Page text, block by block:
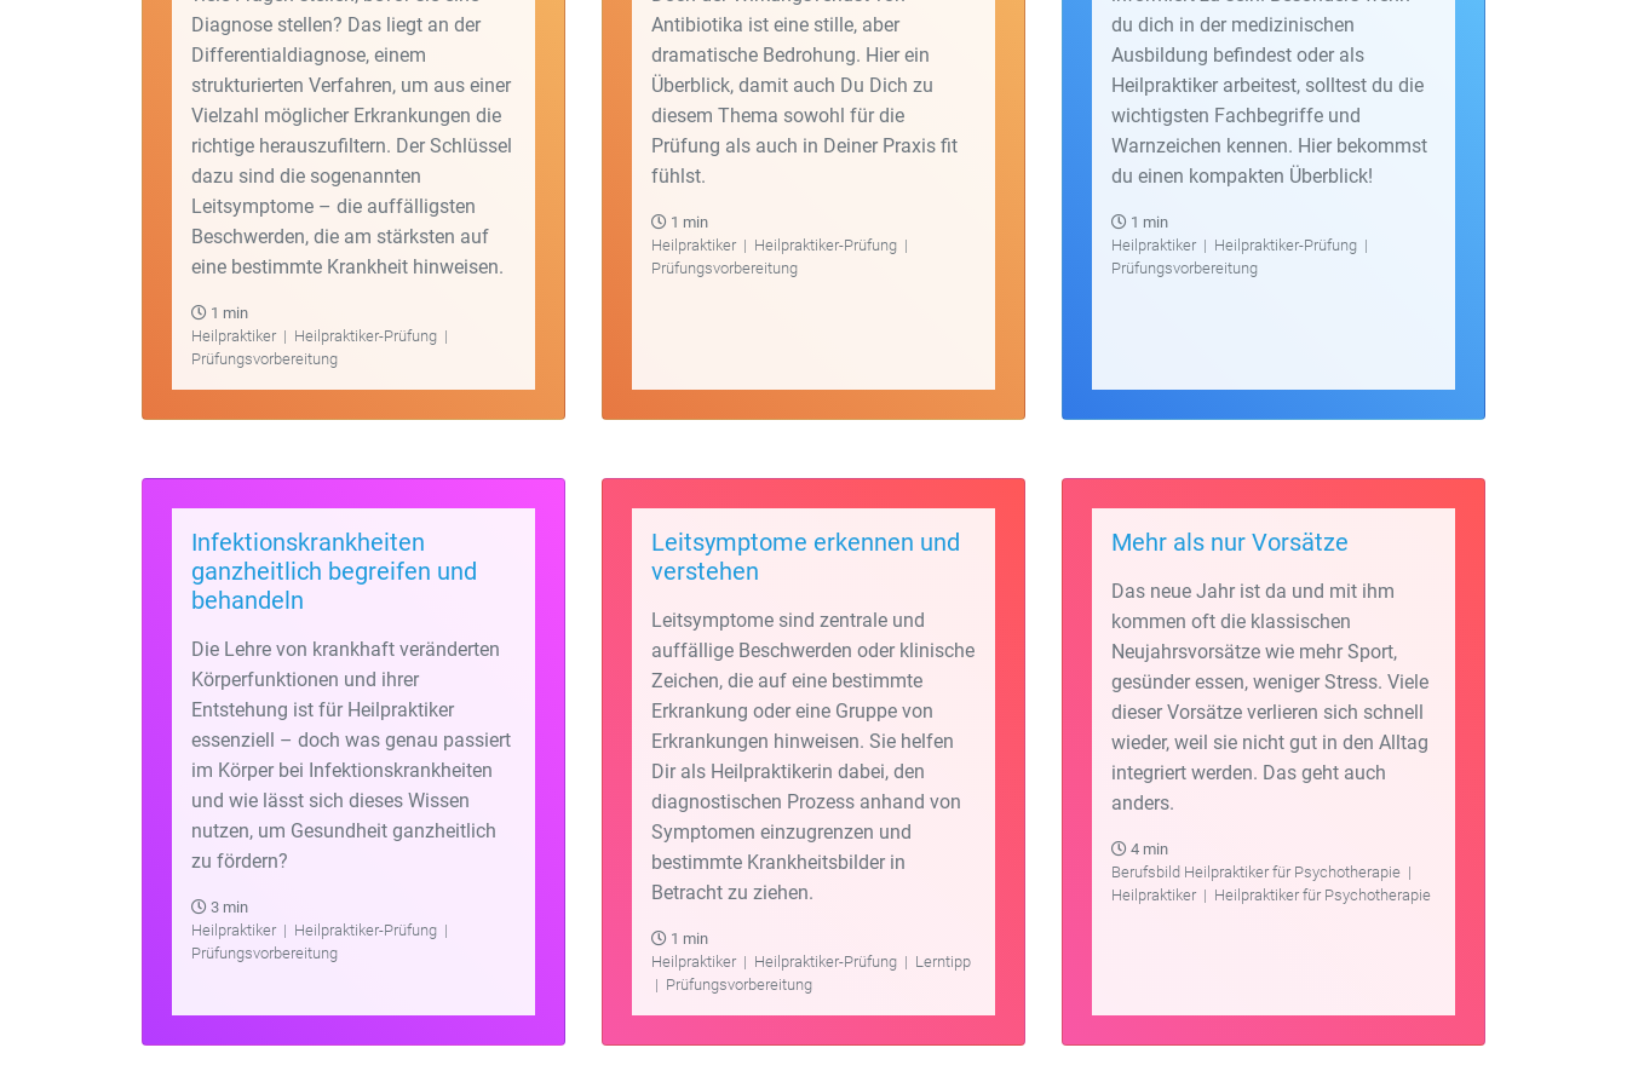
Diagnose stellen? Das liegt an der
Differentialdiagnose, einem
strukturierten Verfahren, um aus einer
Vielzahl möglicher Erkrankungen die
richtige herauszufiltern. Der Schlüssel
dazu sind die sogenannten
Leitsymptome – die auffälligsten
Beschwerden, die am stärksten auf
eine bestimmte Krankheit hinweisen.
1 min
Heilpraktiker | Heilpraktiker-Prüfung |
Prüfungsvorbereitung
Antibiotika ist eine stille, aber
dramatische Bedrohung. Hier ein
Überblick, damit auch Du Dich zu
diesem Thema sowohl für die
Prüfung als auch in Deiner Praxis fit
fühlst.
1 min
Heilpraktiker | Heilpraktiker-Prüfung |
Prüfungsvorbereitung
du dich in der medizinischen
Ausbildung befindest oder als
Heilpraktiker arbeitest, solltest du die
wichtigsten Fachbegriffe und
Warnzeichen kennen. Hier bekommst
du einen kompakten Überblick!
1 min
Heilpraktiker | Heilpraktiker-Prüfung |
Prüfungsvorbereitung
Infektionskrankheiten
ganzheitlich begreifen und
behandeln
Die Lehre von krankhaft veränderten
Körperfunktionen und ihrer
Entstehung ist für Heilpraktiker
essenziell – doch was genau passiert
im Körper bei Infektionskrankheiten
und wie lässt sich dieses Wissen
nutzen, um Gesundheit ganzheitlich
zu fördern?
3 min
Heilpraktiker | Heilpraktiker-Prüfung |
Prüfungsvorbereitung
Leitsymptome erkennen und
verstehen
Leitsymptome sind zentrale und
auffällige Beschwerden oder klinische
Zeichen, die auf eine bestimmte
Erkrankung oder eine Gruppe von
Erkrankungen hinweisen. Sie helfen
Dir als Heilpraktikerin dabei, den
diagnostischen Prozess anhand von
Symptomen einzugrenzen und
bestimmte Krankheitsbilder in
Betracht zu ziehen.
1 min
Heilpraktiker | Heilpraktiker-Prüfung | Lerntipp
| Prüfungsvorbereitung
Mehr als nur Vorsätze
Das neue Jahr ist da und mit ihm
kommen oft die klassischen
Neujahrsvorsätze wie mehr Sport,
gesünder essen, weniger Stress. Viele
dieser Vorsätze verlieren sich schnell
wieder, weil sie nicht gut in den Alltag
integriert werden. Das geht auch
anders.
4 min
Berufsbild Heilpraktiker für Psychotherapie |
Heilpraktiker | Heilpraktiker für Psychotherapie